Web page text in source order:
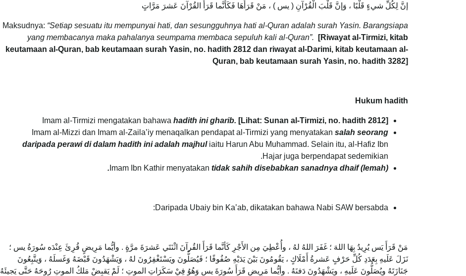
إنَّ لِكُلِّ شيءٍ قَلْبًا ، وَإنَّ قَلْبَ الْقُرْآنِ ( يس ) ، مَنْ قَرَأَهَا فَكَأنَّما قَرَأَ القُرْآنَ عَشرَ مَرَّاتٍ
Maksudnya: “Setiap sesuatu itu mempunyai hati, dan sesungguhnya hati al-Quran adalah surah Yasin. Barangsiapa
yang membacanya maka pahalanya seumpama membaca sepuluh kali al-Quran”.
[Riwayat al-Tirmizi, kitab
keutamaan al-Quran, bab keutamaan surah Yasin, no. hadith 2812 dan riwayat al-Darimi, kitab keutamaan al-
Quran, bab keutamaan surah Yasin, no. hadith 3282]
Hukum hadith
Imam al-Tirmizi mengatakan bahawa hadith ini gharib. [Lihat: Sunan al-Tirmizi, no. hadith 2812]
Imam al-Mizzi dan Imam al-Zaila’iy menaqalkan pendapat al-Tirmizi yang menyatakan salah seorang
daripada perawi di dalam hadith ini adalah majhuliaitu Harun Abu Muhammad. Selain itu, al-Hafiz Ibn
Hajar juga berpendapat sedemikian.
Imam Ibn Kathir menyatakan tidak sahih disebabkan sanadnya dhaif (lemah).
Daripada Ubaiy bin Ka’ab, dikatakan bahawa Nabi SAW bersabda:
مَنْ قَرَأَ يَس يُرِيدُ بِهَا اللهَ ؛ غَفَرَ اللهُ لهُ ، وأُعْطِيَ مِن الأَجْرِ كَأنَّما قَرَأَ القُرآنَ اثْنَتَي عَشرَةَ مرَّةٍ . وأيُّما مَرِيضٍ قُرِئَ عِنْدَه سُورَةُ يس ؛
نَزَلَ عَلَيهِ بِعَدَدِ كُلِّ حَرْفٍ عَشرةُ أَمْلَاكٍ ، يَقُومُونَ بَيْنَ يَدَيْهِ صُفُوفًا ؛ فَيُصَلُّونَ ويَسْتَغْفِرُونَ لهُ ، وَيَشْهَدُونَ قَبْضَهُ وَغَسلَهُ ، وَيتَّبِعُونَ
جَنَازَتَهُ ويُصَلُّونَ عَلَيهِ ، ويَشْهَدُونَ دَفنَهُ . وأيُّما مَرِيضٍ قَرَأَ سُورَةَ يس وَهُوُ فِيْ سَكَرَاتِ الموتِ ؛ لَمْ يَقبِضْ مَلكُ الموتِ رُوحَهُ حَتَّى يَجيئَهُ